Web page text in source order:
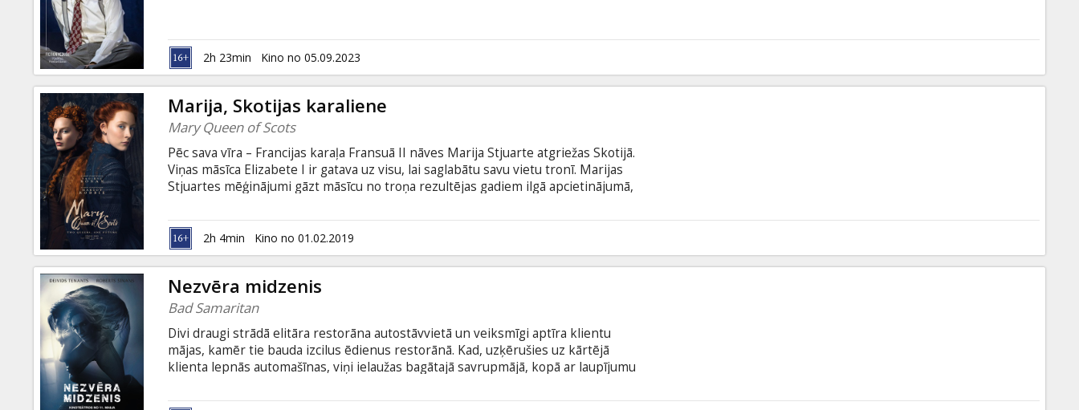
VALODĀ AR SUBTITRIEM ANGĻU VALODĀ.
2h 23min Kino no 05.09.2023
Marija, Skotijas karaliene
Mary Queen of Scots
Pēc sava vīra – Francijas karaļa Fransuā II nāves Marija Stjuarte atgriežas Skotijā.
Viņas māsīca Elizabete I ir gatava uz visu, lai saglabātu savu vietu tronī. Marijas
Stjuartes mēģinājumi gāzt māsīcu no troņa rezultējas gadiem ilgā apcietinājumā,
2h 4min Kino no 01.02.2019
Nezvēra midzenis
Bad Samaritan
Divi draugi strādā elitāra restorāna autostāvvietā un veiksmīgi aptīra klientu
mājas, kamēr tie bauda izcilus ēdienus restorānā. Kad, uzķērušies uz kārtējā
klienta lepnās automašīnas, viņi ielaužas bagātajā savrupmājā, kopā ar laupījumu
aizvien dziļāk nokļūst nezvēra midzenī ierīkotajās lamatās... Filma angļu valodā ar